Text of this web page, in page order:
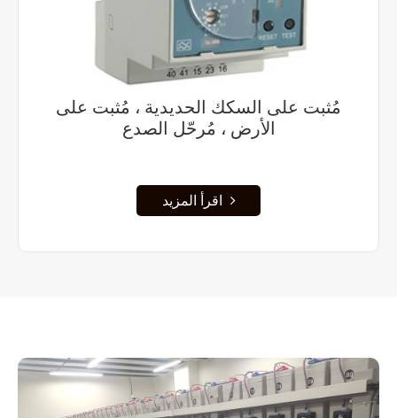
مُثبت على السكك الحديدية ، مُثبت على
الأرض ، مُرحّل الصدع